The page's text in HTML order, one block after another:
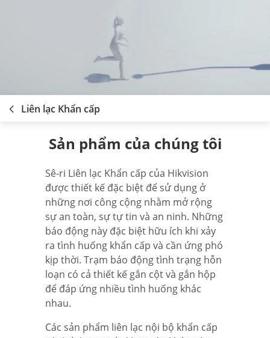
Liên lạc Khẩn cấp
Sản phẩm của chúng tôi
Sê-ri Liên lạc Khẩn cấp của Hikvision
được thiết kế đặc biệt để sử dụng ở
những nơi công cộng nhằm mở rộng
sự an toàn, sự tự tin và an ninh. Những
báo động này đặc biệt hữu ích khi xảy
ra tình huống khẩn cấp và cần ứng phó
kịp thời. Trạm báo động tình trạng hỗn
loạn có cả thiết kế gắn cột và gắn hộp
để đáp ứng nhiều tình huống khác
nhau.
Các sản phẩm liên lạc nội bộ khẩn cấp